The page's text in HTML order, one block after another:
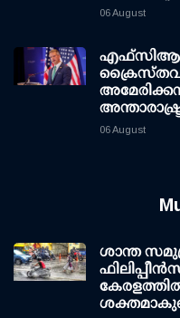
06 August
06 August
ശാന്ത